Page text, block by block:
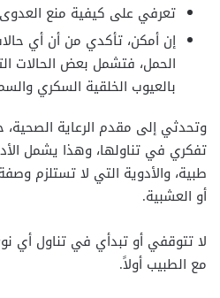
تعرفي على كيفية منع العدوى
إن أمكن، تأكدي من أن أي
الحمل، فتشمل بعض الحالات
بالعيوب الخلقية السكري
وتحدثي إلى مقدم الرعاية الصحية،
تفكري في تناولها، وهذا يشمل
طبية، والأدوية التي لا تستلزم
أو العشبية.
لا تتوقفي أو تبدأي في تناول أي
مع الطبيب أولاً.